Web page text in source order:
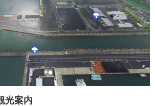
光案内